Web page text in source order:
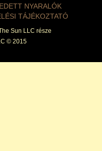
NYARALÓK
TÁJÉKOZTATÓ
Sun LLC része
© 2015